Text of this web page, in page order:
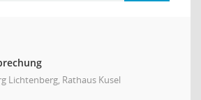
Lichtenberg, Rathaus Kusel